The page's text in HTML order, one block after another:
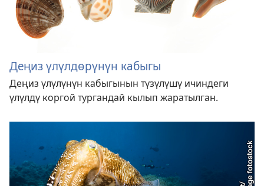
Деңиз үлүлдөрүнүн кабыгы
Деңиз үлүлүнүн кабыгынын түзүлүшү ичиндеги
үлүлдү коргой тургандай кылып жаратылган.